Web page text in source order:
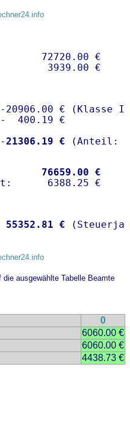
72720.00 €
€ (Klasse I)
400.19 €
21306.19 €
76659.00 €
55352.81 €
ausgewählte Tabelle Beamte
0
6060.00 €
6060.00 €
4438.73 €